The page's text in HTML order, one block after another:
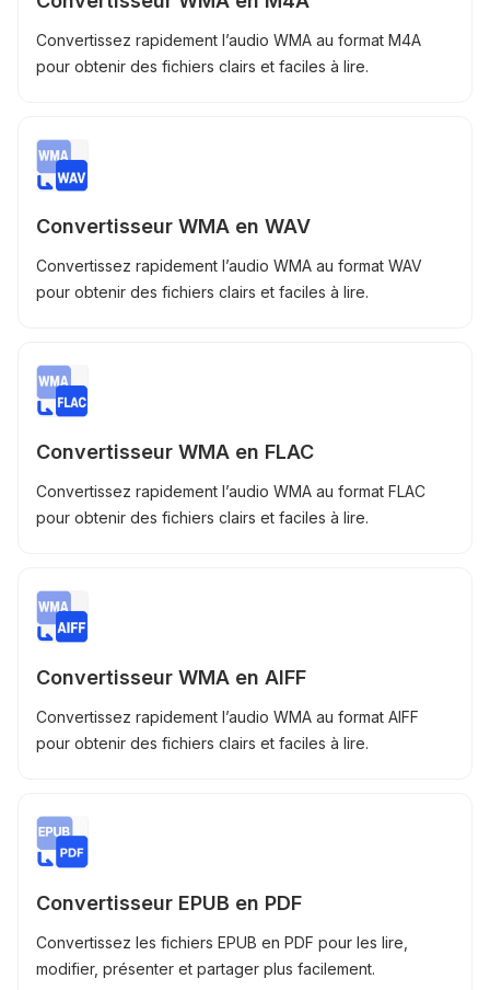
Convertissez rapidement l’audio WMA au format M4A
pour obtenir des fichiers clairs et faciles à lire.
Convertisseur WMA en WAV
Convertissez rapidement l’audio WMA au format WAV
pour obtenir des fichiers clairs et faciles à lire.
Convertisseur WMA en FLAC
Convertissez rapidement l’audio WMA au format FLAC
pour obtenir des fichiers clairs et faciles à lire.
Convertisseur WMA en AIFF
Convertissez rapidement l’audio WMA au format AIFF
pour obtenir des fichiers clairs et faciles à lire.
Convertisseur EPUB en PDF
Convertissez les fichiers EPUB en PDF pour les lire,
modifier, présenter et partager plus facilement.